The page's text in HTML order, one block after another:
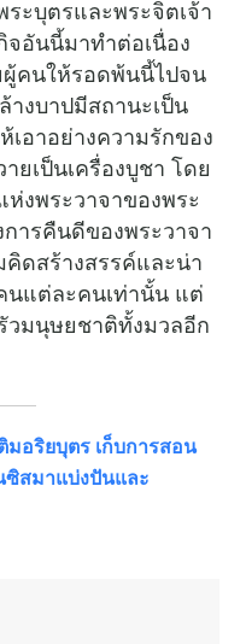
ะบุตรและพระจิตเจ้า
อันนี้มาทำต่อเนื่อง
คนให้รอดพ้นนี้ไปจน
งบาปมีสถานะเป็น
เอาอย่างความรักของ
ยเป็นเครื่องบูชา โดย
งพระวาจาของพระ
ารคืนดีของพระวาจา
ดสร้างสรรค์และน่า
นแต่ละคนเท่านั้น แต่
วมนุษยชาติทั้งมวลอีก
อริยบุตร เก็บการสอน
สมาแบ่งปันและ